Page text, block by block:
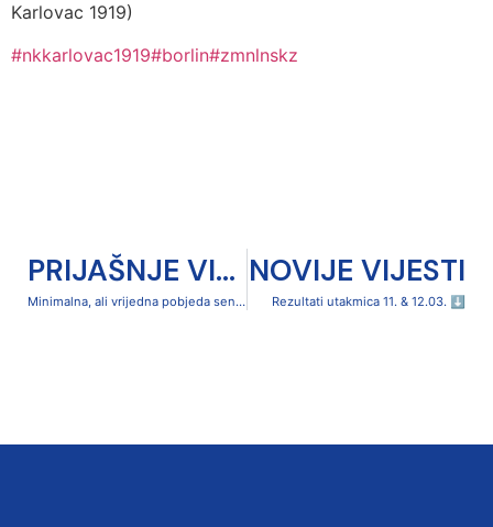
Karlovac 1919)
#nkkarlovac1919#borlin#zmnlnskz
PRIJAŠNJE VIJESTI
Minimalna, ali vrijedna pobjeda seniora protiv Samobora
NOVIJE VIJESTI
Rezultati utakmica 11. & 12.03. ⬇️